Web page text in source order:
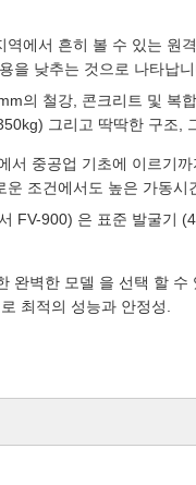
에서 흔히 볼 수 있는 원
을 낮추는 것으로 나타납니
의 철강, 콘크리트 및 복
그리고 딱딱한 구조,
서 중공업 기초에 이르기
조건에서도 높은 가동시
FV-900) 은 표준 발굴기
완벽한 모델 을 선택 할
최적의 성능과 안정성.